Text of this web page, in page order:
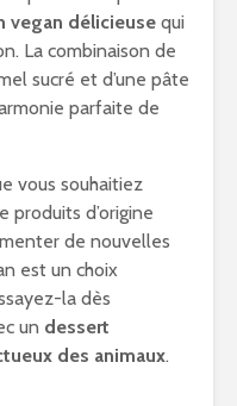
vegan délicieuse qui
La combinaison de
sucré et d’une pâte
parfaite de
vous souhaitiez
produits d’origine
de nouvelles
est un choix
la dès
un dessert
des animaux.